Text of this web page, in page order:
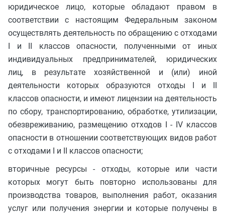
юридическое лицо, которые обладают правом в
соответствии с настоящим Федеральным законом
осуществлять деятельность по обращению с отходами
I и II классов опасности, полученными от иных
индивидуальных предпринимателей, юридических
лиц, в результате хозяйственной и (или) иной
деятельности которых образуются отходы I и II
классов опасности, и имеют лицензии на деятельность
по сбору, транспортированию, обработке, утилизации,
обезвреживанию, размещению отходов I - IV классов
опасности в отношении соответствующих видов работ
с отходами I и II классов опасности;
вторичные ресурсы - отходы, которые или части
которых могут быть повторно использованы для
производства товаров, выполнения работ, оказания
услуг или получения энергии и которые получены в